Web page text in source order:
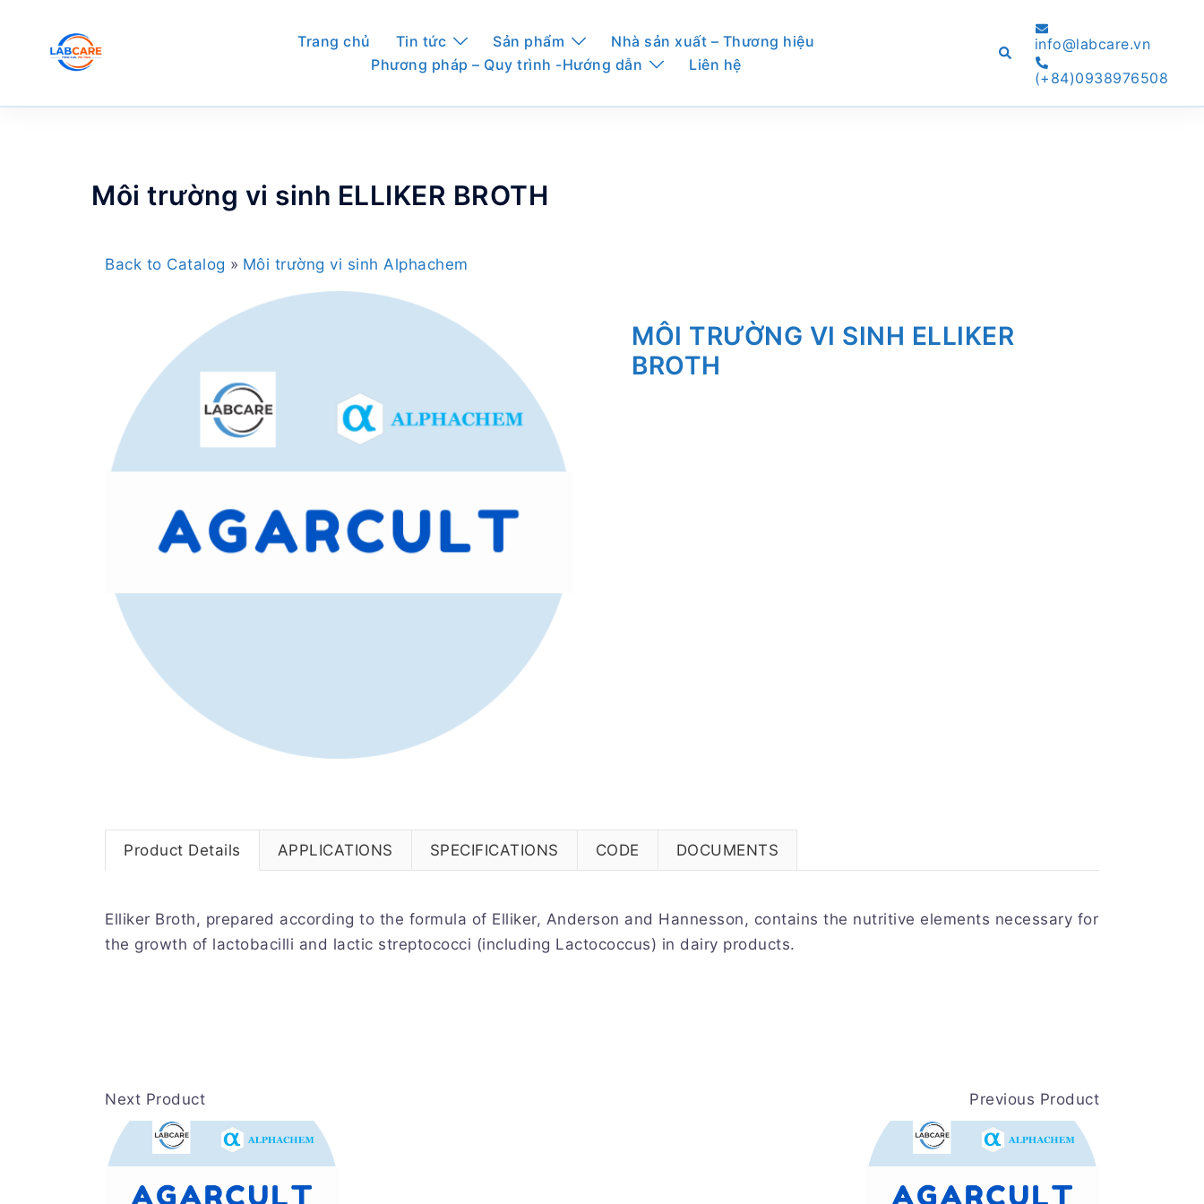
content
Trang chủ Tin tức Sản phẩm
Nhà sản xuất – Thương hiệu
Phương pháp – Quy trình -Hướng dẫn
Liên hệ
Searchinfo@labcare.vn
(+84)0938976508
Môi trường vi sinh ELLIKER BROTH
Back to Catalog Môi trường vi sinh Alphachem
MÔI TRƯỜNG VI SINH ELLIKER
BROTH
Product Details APPLICATIONS SPECIFICATIONS CODE DOCUMENTS
Elliker Broth, prepared according to the formula of Elliker, Anderson and Hannesson, contains the nutritive elements necessary for
the growth of lactobacilli and lactic streptococci (including Lactococcus) in dairy products.
Next Product Previous Product